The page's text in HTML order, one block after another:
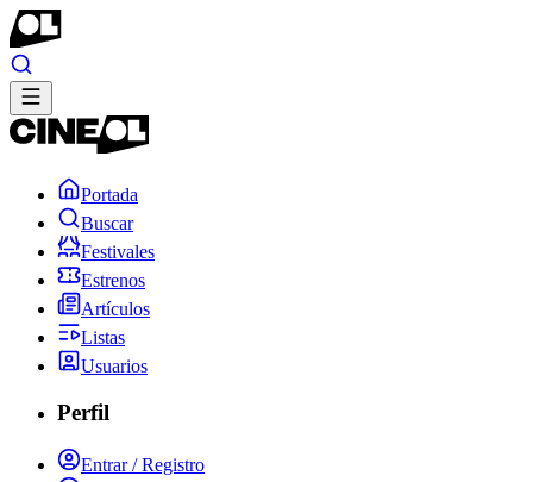
Portada
Buscar
Festivales
Estrenos
Artículos
Listas
Usuarios
Perfil
Entrar / Registro